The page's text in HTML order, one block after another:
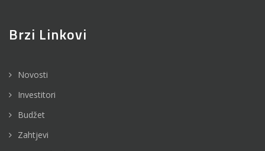
Brzi Linkovi
Novosti
Investitori
Budžet
Zahtjevi